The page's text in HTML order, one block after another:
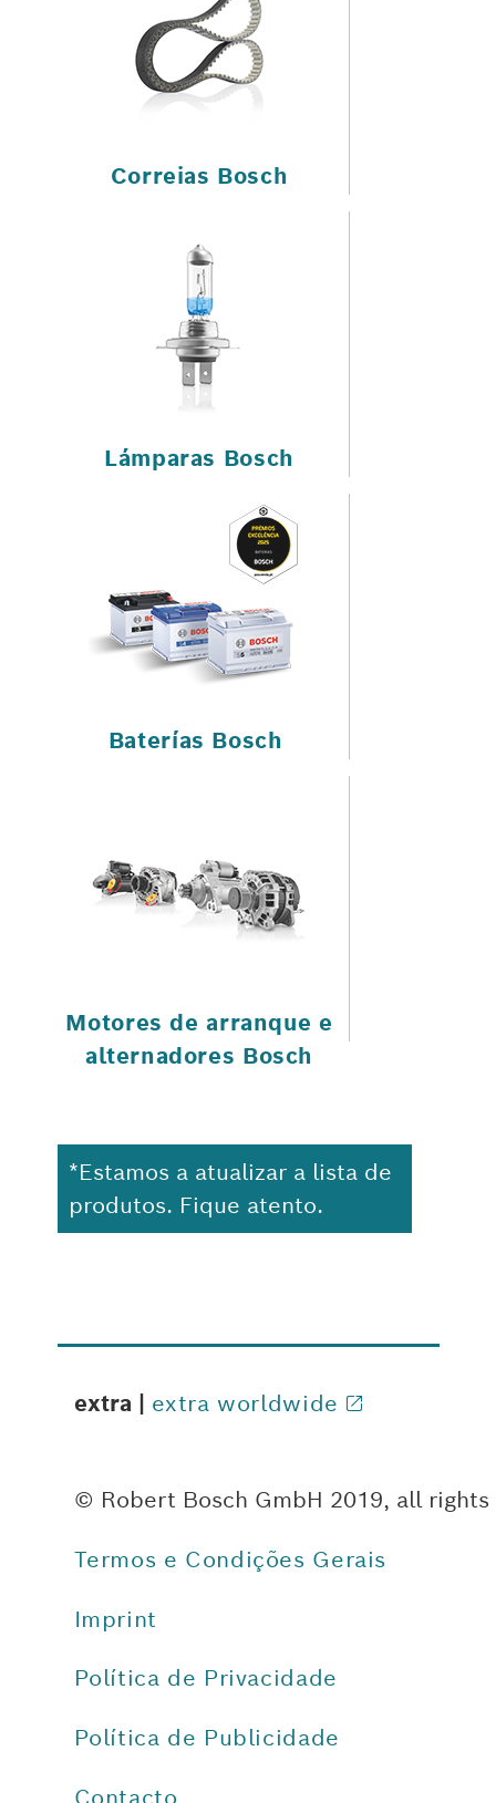
Correias Bosch
Lámparas Bosch
Baterías Bosch
Motores de arranque e
alternadores Bosch
*Estamos a atualizar a lista de
produtos. Fique atento.
extra | extra worldwide
© Robert Bosch GmbH 2019, all rights
Termos e Condições Gerais
Imprint
Política de Privacidade
Política de Publicidade